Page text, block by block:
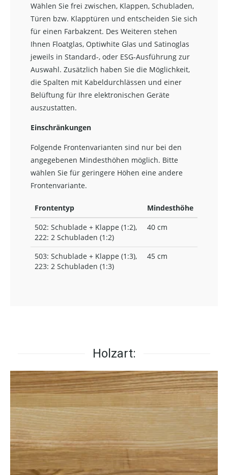
Wählen Sie frei zwischen, Klappen, Schubladen,
Türen bzw. Klapptüren und entscheiden Sie sich
für einen Farbakzent. Des Weiteren stehen
Ihnen Floatglas, Optiwhite Glas und Satinoglas
jeweils in Standard-, oder ESG-Ausführung zur
Auswahl. Zusätzlich haben Sie die Möglichkeit,
die Spalten mit Kabeldurchlässen und einer
Belüftung für Ihre elektronischen Geräte
auszustatten.
Einschränkungen
Folgende Frontenvarianten sind nur bei den
angegebenen Mindesthöhen möglich. Bitte
wählen Sie für geringere Höhen eine andere
Frontenvariante.
Frontentyp
Mindesthöhe
502: Schublade + Klappe (1:2),
222: 2 Schubladen (1:2)
40 cm
503: Schublade + Klappe (1:3),
223: 2 Schubladen (1:3)
45 cm
Holzart: